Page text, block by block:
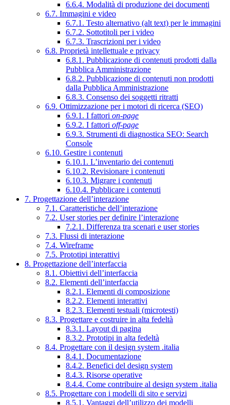
6.6.4. Modalità di produzione dei documenti
6.7. Immagini e video
6.7.1. Testo alternativo (alt text) per le immagini
6.7.2. Sottotitoli per i video
6.7.3. Trascrizioni per i video
6.8. Proprietà intellettuale e privacy
6.8.1. Pubblicazione di contenuti prodotti dalla
Pubblica Amministrazione
6.8.2. Pubblicazione di contenuti non prodotti
dalla Pubblica Amministrazione
6.8.3. Consenso dei soggetti ritratti
6.9. Ottimizzazione per i motori di ricerca (SEO)
6.9.1. I fattori on-page
6.9.2. I fattori off-page
6.9.3. Strumenti di diagnostica SEO: Search
Console
6.10. Gestire i contenuti
6.10.1. L’inventario dei contenuti
6.10.2. Revisionare i contenuti
6.10.3. Migrare i contenuti
6.10.4. Pubblicare i contenuti
7. Progettazione dell’interazione
7.1. Caratteristiche dell’interazione
7.2. User stories per definire l’interazione
7.2.1. Differenza tra scenari e user stories
7.3. Flussi di interazione
7.4. Wireframe
7.5. Prototipi interattivi
8. Progettazione dell’interfaccia
8.1. Obiettivi dell’interfaccia
8.2. Elementi dell’interfaccia
8.2.1. Elementi di composizione
8.2.2. Elementi interattivi
8.2.3. Elementi testuali (microtesti)
8.3. Progettare e costruire in alta fedeltà
8.3.1. Layout di pagina
8.3.2. Prototipi in alta fedeltà
8.4. Progettare con il design system .italia
8.4.1. Documentazione
8.4.2. Benefici del design system
8.4.3. Risorse operative
8.4.4. Come contribuire al design system .italia
8.5. Progettare con i modelli di sito e servizi
8.5.1. Vantaggi dell’utilizzo dei modelli